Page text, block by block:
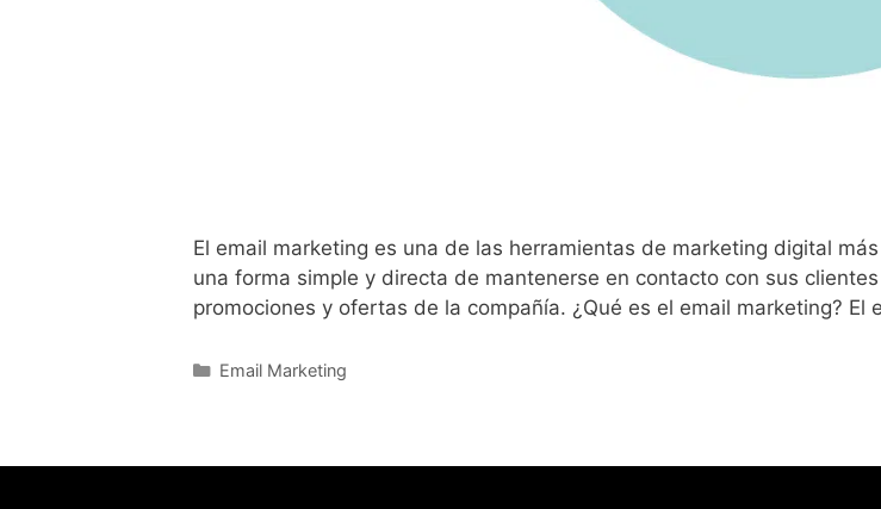
El email marketing es una de las herramientas de marketing digital
una forma simple y directa de mantenerse en contacto con sus
promociones y ofertas de la compañía. ¿Qué es el email marketing?
Email Marketing